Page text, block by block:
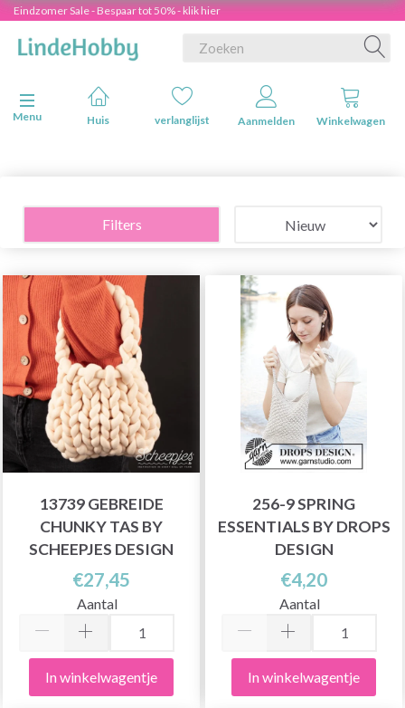
Eindzomer Sale - Bespaar tot 50% - klik hier
Navigatie in-/uitschakelen
Menu
Huis verlanglijst Aanmelden Winkelwagen
Filters
13739 GEBREIDE
CHUNKY TAS BY
SCHEEPJES DESIGN
€27,45
Aantal
In winkelwagentje
256-9 SPRING
ESSENTIALS BY DROPS
DESIGN
€4,20
Aantal
In winkelwagentje